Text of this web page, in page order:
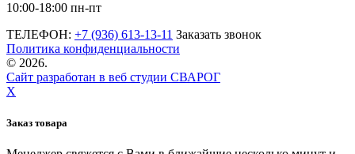
10:00-18:00 пн-пт
ТЕЛЕФОН: +7 (936) 613-13-11 Заказать звонок
Политика конфиденциальности
© 2026.
Сайт разработан в веб студии СВАРОГ
X
Заказ товара